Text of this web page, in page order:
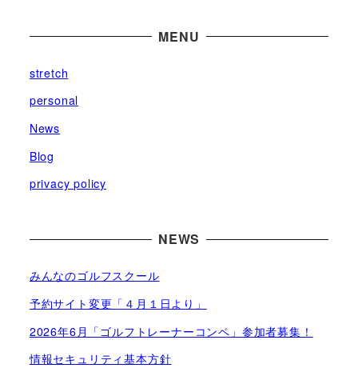
MENU
stretch
personal
News
Blog
privacy policy
NEWS
みんなのゴルフスクール
予約サイト変更「４月１日より」
2026年6月「ゴルフトレーナーコンペ」参加者募集！
情報セキュリティ基本方針